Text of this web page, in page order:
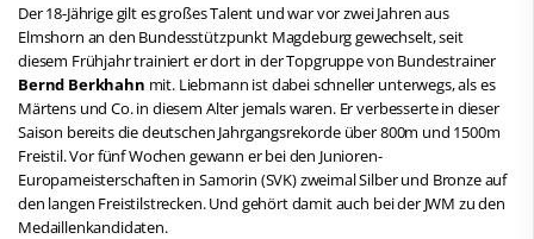
Der 18-Jährige gilt es großes Talent und war vor zwei Jahren aus
Elmshorn an den Bundesstützpunkt Magdeburg gewechselt, seit
diesem Frühjahr trainiert er dort in der Topgruppe von Bundestrainer
Bernd Berkhahn mit. Liebmann ist dabei schneller unterwegs, als es
Märtens und Co. in diesem Alter jemals waren. Er verbesserte in dieser
Saison bereits die deutschen Jahrgangsrekorde über 800m und 1500m
Freistil. Vor fünf Wochen gewann er bei den Junioren-
Europameisterschaften in Samorin (SVK) zweimal Silber und Bronze auf
den langen Freistilstrecken. Und gehört damit auch bei der JWM zu den
Medaillenkandidaten.